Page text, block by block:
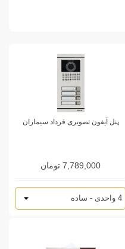
پنل آیفون تصویری فرداد سیماران
7,789,000 تومان